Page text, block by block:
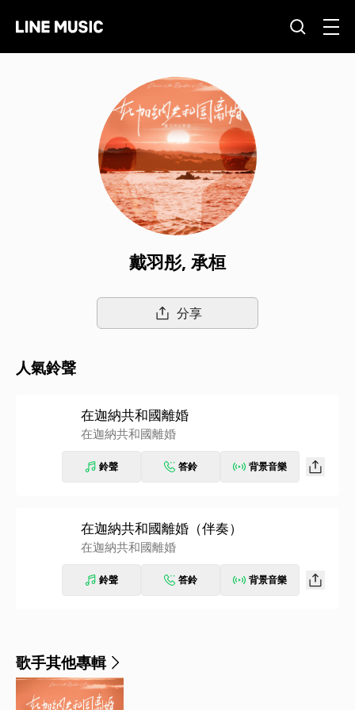
戴羽彤, 承桓
分享
人氣鈴聲
在迦納共和國離婚
在迦納共和國離婚
鈴聲 答鈴 背景音樂
在迦納共和國離婚（伴奏）
在迦納共和國離婚
鈴聲 答鈴 背景音樂
歌手其他專輯